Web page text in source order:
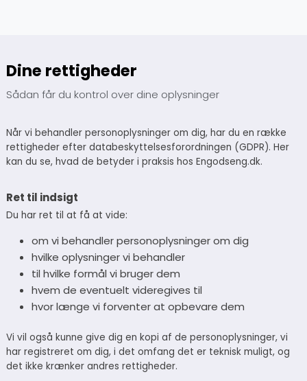
Dine rettigheder
Sådan får du kontrol over dine oplysninger
Når vi behandler personoplysninger om dig, har du en række
rettigheder efter databeskyttelsesforordningen (GDPR). Her
kan du se, hvad de betyder i praksis hos Engodseng.dk.
Ret til indsigt
Du har ret til at få at vide:
om vi behandler personoplysninger om dig
hvilke oplysninger vi behandler
til hvilke formål vi bruger dem
hvem de eventuelt videregives til
hvor længe vi forventer at opbevare dem
Vi vil også kunne give dig en kopi af de personoplysninger, vi
har registreret om dig, i det omfang det er teknisk muligt, og
det ikke krænker andres rettigheder.